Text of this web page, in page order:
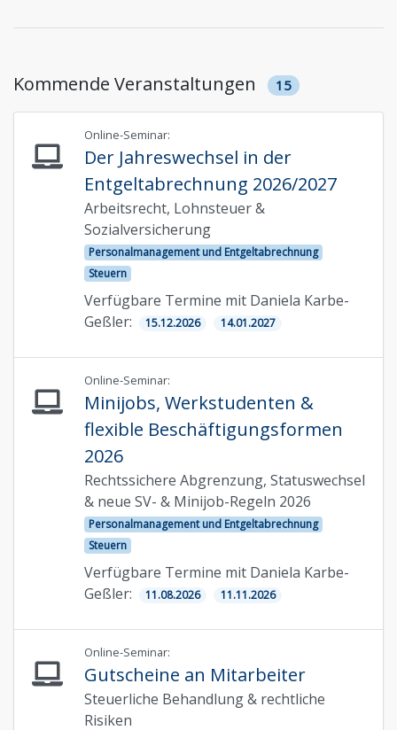
Kommende Veranstaltungen 15
Online-Seminar:
Der Jahreswechsel in der
Entgeltabrechnung 2026/2027
Arbeitsrecht, Lohnsteuer &
Sozialversicherung
Personalmanagement und Entgeltabrechnung
Steuern
Verfügbare Termine mit Daniela Karbe-
Geßler:
15.12.2026 14.01.2027
Online-Seminar:
Minijobs, Werkstudenten &
flexible Beschäftigungsformen
2026
Rechtssichere Abgrenzung, Statuswechsel
& neue SV- & Minijob-Regeln 2026
Personalmanagement und Entgeltabrechnung
Steuern
Verfügbare Termine mit Daniela Karbe-
Geßler:
11.08.2026 11.11.2026
Online-Seminar:
Gutscheine an Mitarbeiter
Steuerliche Behandlung & rechtliche
Risiken